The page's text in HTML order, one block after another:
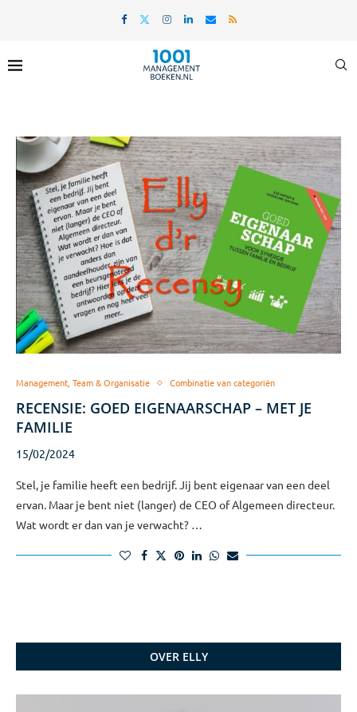
Management, Team & Organisatie Combinatie van categoriën
RECENSIE: GOED EIGENAARSCHAP – MET JE
FAMILIE
15/02/2024
Stel, je familie heeft een bedrijf. Jij bent eigenaar van een deel
ervan. Maar je bent niet (langer) de CEO of Algemeen directeur.
Wat wordt er dan van je verwacht? …
OVER ELLY